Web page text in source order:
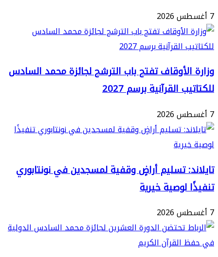
تفتح باب الترشح لجائزة محمد السادس
القرآنية برسم 2027
تسليم أراضٍ وقفية لمسجدين في نونتابوري
لوصية خيرية